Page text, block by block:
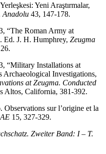
Yeni Araştırmalar,
Anadolu 43, 147-178.
“The Roman Army at
Ed. J. H. Humphrey, Zeugma
“Military Installations at
Investigations,
at Zeugma. Conducted
Altos, California, 381-392.
Observations sur l’origine et la
15, 327-329.
Zweiter Band: I – T.